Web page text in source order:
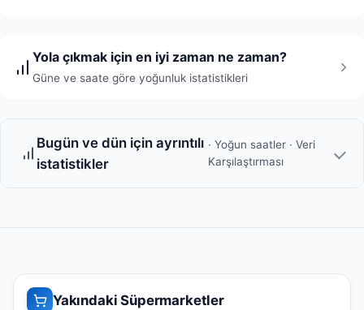
Yola çıkmak için en iyi zaman ne zaman?
Güne ve saate göre yoğunluk istatistikleri
Bugün ve dün için ayrıntılı
istatistikler
· Yoğun saatler · Veri
Karşılaştırması
Yakındaki Süpermarketler